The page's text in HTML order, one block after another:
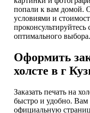
попали к вам домой.
условиями и
оптимального выбора.
Оформить
холсте в г
Заказать печать на
быстро и удобно.
официальную